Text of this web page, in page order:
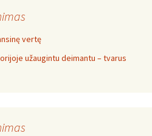
vertę
užaugintu deimantu – tvarus